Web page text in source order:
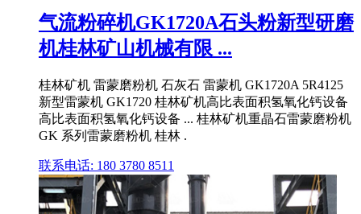
气流粉碎机GK1720A石头粉新型研磨
机桂林矿山机械有限 ...
桂林矿机 雷蒙磨粉机 石灰石 雷蒙机 GK1720A 5R4125
新型雷蒙机 GK1720 桂林矿机高比表面积氢氧化钙设备
高比表面积氢氧化钙设备 ... 桂林矿机重晶石雷蒙磨粉机
GK 系列雷蒙磨粉机 桂林 .
联系电话: 180 3780 8511